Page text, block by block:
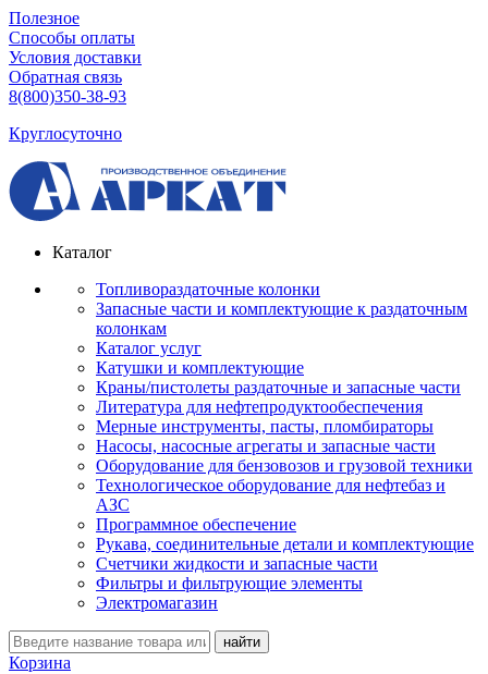
Полезное
Способы оплаты
Условия доставки
Обратная связь
8(800)350-38-93
Круглосуточно
Каталог
Топливораздаточные колонки
Запасные части и комплектующие к раздаточным
колонкам
Каталог услуг
Катушки и комплектующие
Краны/пистолеты раздаточные и запасные части
Литература для нефтепродуктообеспечения
Мерные инструменты, пасты, пломбираторы
Насосы, насосные агрегаты и запасные части
Оборудование для бензовозов и грузовой техники
Технологическое оборудование для нефтебаз и
АЗС
Программное обеспечение
Рукава, соединительные детали и комплектующие
Счетчики жидкости и запасные части
Фильтры и фильтрующие элементы
Электромагазин
Корзина